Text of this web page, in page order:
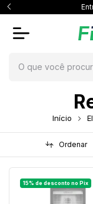
Início
Ordenar